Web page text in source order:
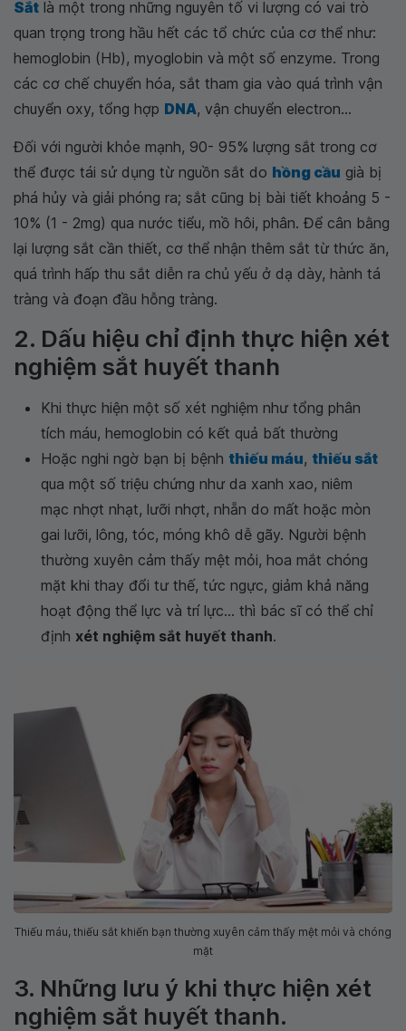
Sắt là một trong những nguyên tố vi lượng có vai trò
quan trọng trong hầu hết các tổ chức của cơ thể như:
hemoglobin (Hb), myoglobin và một số enzyme. Trong
các cơ chế chuyển hóa, sắt tham gia vào quá trình vận
chuyển oxy, tổng hợp DNA, vận chuyển electron...
Đối với người khỏe mạnh, 90- 95% lượng sắt trong cơ
thể được tái sử dụng từ nguồn sắt do hồng cầu già bị
phá hủy và giải phóng ra; sắt cũng bị bài tiết khoảng 5 -
10% (1 - 2mg) qua nước tiểu, mồ hôi, phân. Để cân bằng
lại lượng sắt cần thiết, cơ thể nhận thêm sắt từ thức ăn,
quá trình hấp thu sắt diễn ra chủ yếu ở dạ dày, hành tá
tràng và đoạn đầu hỗng tràng.
2. Dấu hiệu chỉ định thực hiện xét
nghiệm sắt huyết thanh
Khi thực hiện một số xét nghiệm như tổng phân
tích máu, hemoglobin có kết quả bất thường
Hoặc nghi ngờ bạn bị bệnh thiếu máu, thiếu sắt
qua một số triệu chứng như da xanh xao, niêm
mạc nhợt nhạt, lưỡi nhợt, nhẵn do mất hoặc mòn
gai lưỡi, lông, tóc, móng khô dễ gãy. Người bệnh
thường xuyên cảm thấy mệt mỏi, hoa mắt chóng
mặt khi thay đổi tư thế, tức ngực, giảm khả năng
hoạt động thể lực và trí lực... thì bác sĩ có thể chỉ
định xét nghiệm sắt huyết thanh.
Thiếu máu, thiếu sắt khiến bạn thường xuyên cảm thấy mệt mỏi và chóng
mặt
3. Những lưu ý khi thực hiện xét
nghiệm sắt huyết thanh.